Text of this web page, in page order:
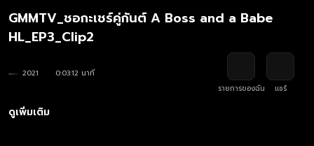
GMMTV_ชอกะเชร์คู่กันต์ A Boss and a Babe
HL_EP3_Clip2
2021
0:03:12 นาที
รายการของฉัน
แชร์
ดูเพิ่มเติม